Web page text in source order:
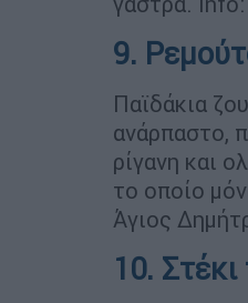
9.
Παϊδάκια
ανάρπαστο,
ρίγανη και
το οποίο
Άγιος
10.